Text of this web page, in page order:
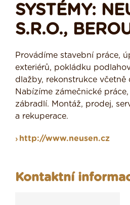
SYSTÉMY:
S.R.O.,
Provádíme stavební práce,
exteriérů, pokládku
dlažby, rekonstrukce včetně
Nabízíme zámečnické
zábradlí. Montáž, prodej,
a rekuperace.
http://www.neusen.cz
Kontaktní